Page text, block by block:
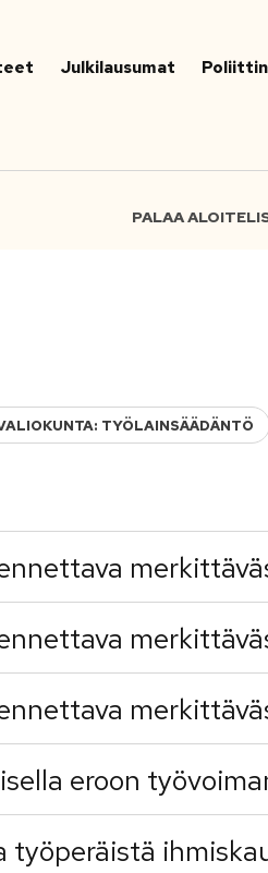
Julkilausumat
PALAA
TYÖLAINSÄÄDÄNTÖ
eroon
työperäistä